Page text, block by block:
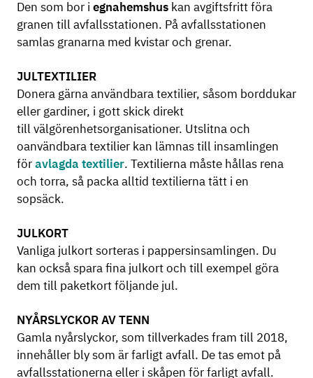
Den som bor i egnahemshus kan avgiftsfritt föra
granen till avfallsstationen. På avfallsstationen
samlas granarna med kvistar och grenar.
JULTEXTILIER
Donera gärna användbara textilier, såsom borddukar
eller gardiner, i gott skick direkt
till välgörenhetsorganisationer. Utslitna och
oanvändbara textilier kan lämnas till insamlingen
föravlagda textilier. Textilierna måste hållas rena
och torra, så packa alltid textilierna tätt i en
sopsäck.
JULKORT
Vanliga julkort sorteras i pappersinsamlingen. Du
kan också spara fina julkort och till exempel göra
dem till paketkort följande jul.
NYÅRSLYCKOR AV TENN
Gamla nyårslyckor, som tillverkades fram till 2018,
innehåller bly som är farligt avfall. De tas emot på
avfallsstationerna eller i skåpen för farligt avfall.